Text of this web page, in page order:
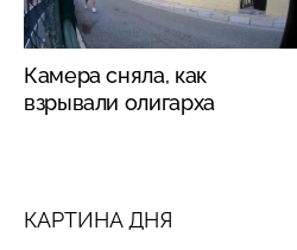
Камера сняла, как
взрывали олигарха
КАРТИНА ДНЯ